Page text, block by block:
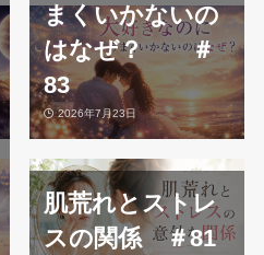
まくいかないの
はなぜ？ ＃
83
2026年7月23日
肌荒れとストレ
スの関係 ＃81